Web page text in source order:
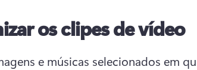
os clipes de vídeo
e músicas selecionados em